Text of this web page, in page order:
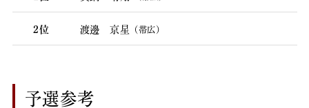
2位 渡邊 京星 （帯広）
予選参考